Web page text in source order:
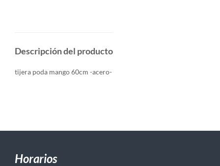
Descripción del producto
tijera poda mango 60cm -acero-
Horarios